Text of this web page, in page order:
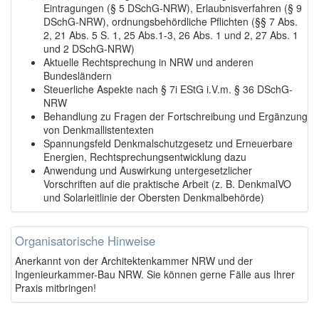
Eintragungen (§ 5 DSchG-NRW), Erlaubnisverfahren (§ 9
DSchG-NRW), ordnungsbehördliche Pflichten (§§ 7 Abs.
2, 21 Abs. 5 S. 1, 25 Abs.1-3, 26 Abs. 1 und 2, 27 Abs. 1
und 2 DSchG-NRW)
Aktuelle Rechtsprechung in NRW und anderen
Bundesländern
Steuerliche Aspekte nach § 7i EStG i.V.m. § 36 DSchG-
NRW
Behandlung zu Fragen der Fortschreibung und Ergänzung
von Denkmallistentexten
Spannungsfeld Denkmalschutzgesetz und Erneuerbare
Energien, Rechtsprechungsentwicklung dazu
Anwendung und Auswirkung untergesetzlicher
Vorschriften auf die praktische Arbeit (z. B. DenkmalVO
und Solarleitlinie der Obersten Denkmalbehörde)
Organisatorische Hinweise
Anerkannt von der Architektenkammer NRW und der
Ingenieurkammer-Bau NRW. Sie können gerne Fälle aus Ihrer
Praxis mitbringen!